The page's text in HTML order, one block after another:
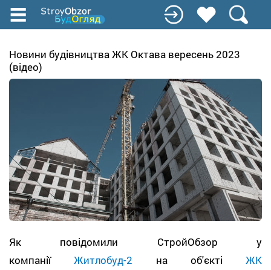
Перейти
содержанию
Новини будівництва ЖК Октава вересень 2023
(відео)
Як повідомили СтройОбзор у
компаніїЖитлобуд-2 на об'єкті ЖК